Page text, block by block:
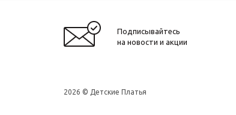
Подписывайтесь
на новости и акции
2026 © Детские Платья